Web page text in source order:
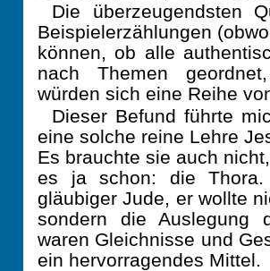
Die überzeugendsten
Beispielerzählungen
können, ob alle
nach Themen
würden sich eine Reihe
Dieser Befund führte
eine solche reine Lehre
Es brauchte sie auch
es ja schon: die
gläubiger Jude, er wollte
sondern die Auslegung
waren Gleich­nisse und
ein hervorragendes Mittel.